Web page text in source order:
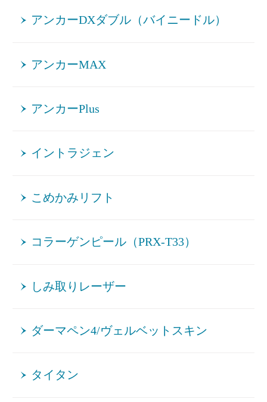
アンカーDXダブル（バイニードル）
アンカーMAX
アンカーPlus
イントラジェン
こめかみリフト
コラーゲンピール（PRX-T33）
しみ取りレーザー
ダーマペン4/ヴェルベットスキン
タイタン